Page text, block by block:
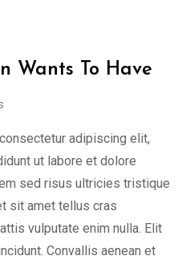
Wants To Have
adipiscing elit,
ut labore et dolore
sed risus ultricies tristique
sit amet tellus cras
vulputate enim nulla. Elit
Convallis aenean et